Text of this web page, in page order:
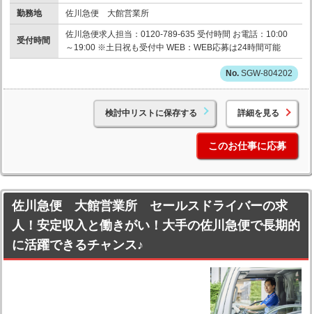
勤務地 佐川急便 大館営業所
受付時間
佐川急便求人担当：0120-789-635 受付時間 お電話：10:00
～19:00 ※土日祝も受付中 WEB：WEB応募は24時間可能
SGW-804202
検討中リストに保存する 詳細を見る
このお仕事に応募
佐川急便 大館営業所 セールスドライバーの求
人！安定収入と働きがい！大手の佐川急便で長期的
に活躍できるチャンス♪